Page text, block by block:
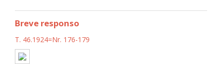
Breve responso
T. 46.1924=Nr. 176-179